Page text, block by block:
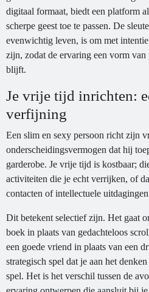
digitaal formaat, biedt een platform
scherpe geest toe te passen. De
evenwichtig leven, is om met
zijn, zodat de ervaring een vorm
blijft.
Je vrije tijd inrichten:
verfijning
Een slim en sexy persoon richt zijn
onderscheidingsvermogen dat hij
garderobe. Je vrije tijd is kostbaar;
activiteiten die je echt verrijken, of
contacten of intellectuele
Dit betekent selectief zijn. Het gaat
boek in plaats van gedachteloos
een goede vriend in plaats van een
strategisch spel dat je aan het
spel. Het is het verschil tussen de